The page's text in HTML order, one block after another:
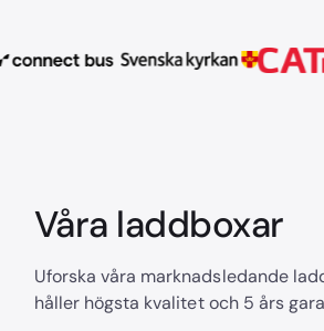
Våra laddboxar
Uforska våra marknadsledande
håller högsta kvalitet och 5 års